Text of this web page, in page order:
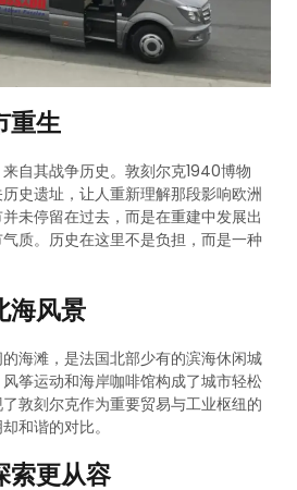
重生
自其战争历史。敦刻尔克1940博物
史遗址，让人重新理解那段影响欧洲
未停留在过去，而是在重建中发展出
质。历史在这里不是负担，而是一种
海风景
海滩，是法国北部少有的滨海休闲城
筝运动和海岸咖啡馆构成了城市轻松
敦刻尔克作为重要贸易与工业枢纽的
和谐的对比。
索更从容